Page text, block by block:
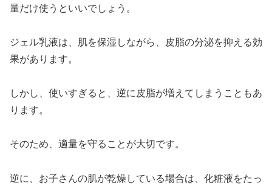
量だけ使うといいでしょう。
ジェル乳液は、肌を保湿しながら、皮脂の分泌を抑える効
果があります。
しかし、使いすぎると、逆に皮脂が増えてしまうこともあ
ります。
そのため、適量を守ることが大切です。
逆に、お子さんの肌が乾燥している場合は、化粧液をたっ